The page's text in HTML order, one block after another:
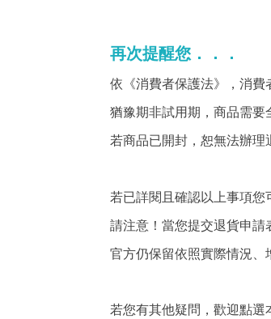
再次提醒您．．．
依《消費者保護法》，消費
猶豫期非試用期，商品需要
若商品已開封，恕無法辦理
若已詳閱且確認以上事項您
請注意！當您提交退貨申
官方仍保留依照實際情況、
若您有其他疑問，歡迎點